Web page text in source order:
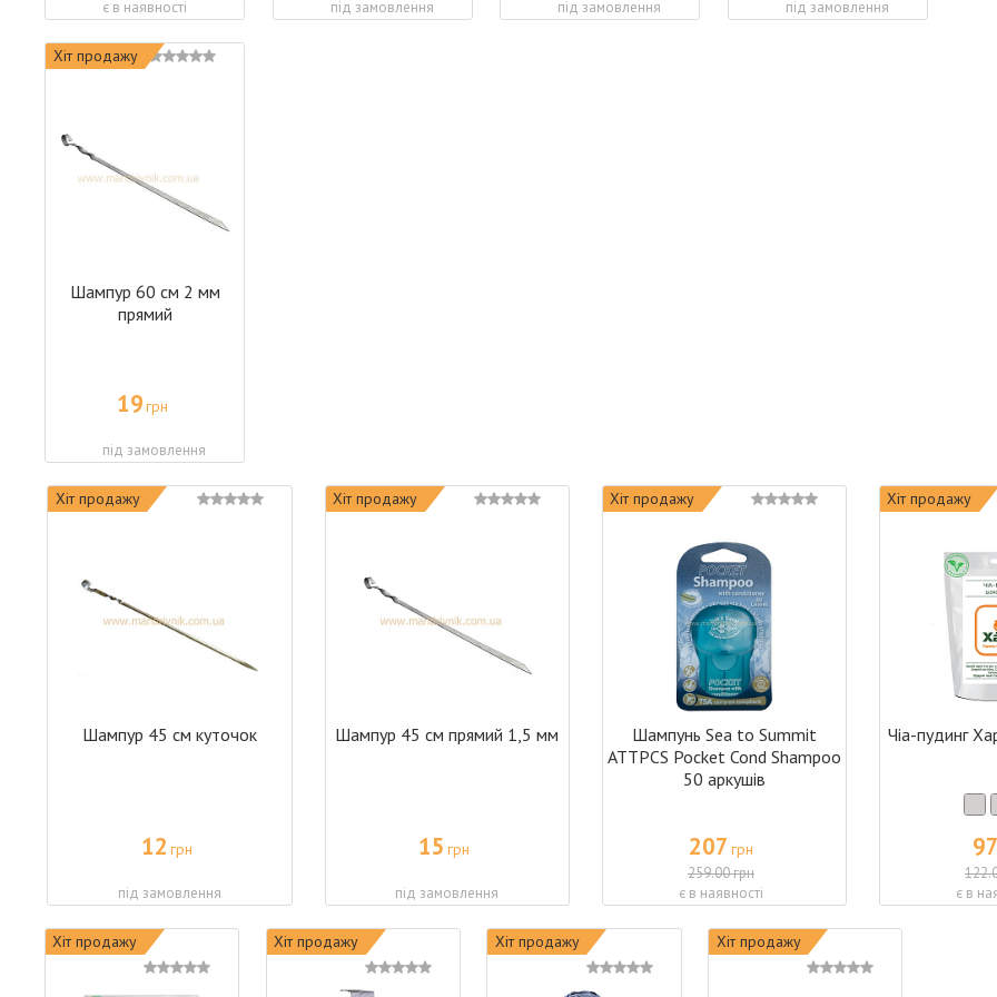
є в наявності під замовлення під замовлення під замовлення
Хіт продажу
Шампур 60 см 2 мм
прямий
19грн
під замовлення
Хіт продажу
Шампур 45 см куточок
12 грн
під замовлення
Хіт продажу
Шампур 45 см прямий 1,5 мм
15 грн
під замовлення
Хіт продажу
Шампунь Sea to Summit
ATTPCS Pocket Cond Shampoo
50 аркушів
207 грн
259.00 грн
є в наявності
Хіт продажу
Чіа-пудинг
97
є в
Хіт продажу Хіт продажу Хіт продажу Хіт продажу